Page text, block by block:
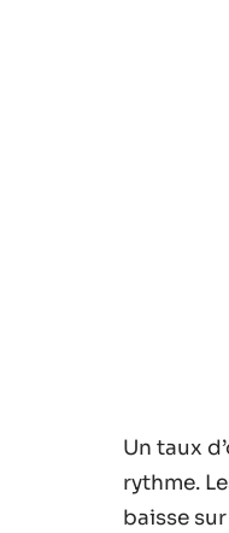
Un taux
rythme.
baisse